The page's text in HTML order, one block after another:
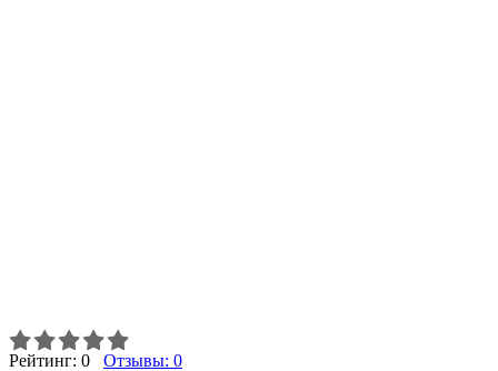
Рейтинг: 0 Отзывы: 0